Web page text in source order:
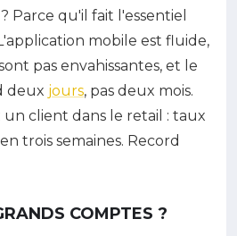
Parce qu'il fait l'essentiel
mobile est fluide,
pas envahissantes, et le
deux jours, pas deux mois.
un client dans le retail : taux
trois semaines. Record
COMPTES ?